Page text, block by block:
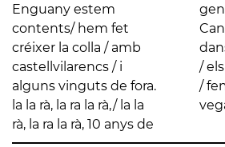
Enguany estem
contents/ hem fet
créixer la colla / amb
castellvilarencs / i
alguns vinguts de fora.
la la rà, la ra la rà,/ la la
rà, la ra la rà, 10 anys de
gent de Resistents
Cantaires afineu, /
dansaires feu rotllanes,
/ els bastoners piqueu,
/ fem Pasqua altra